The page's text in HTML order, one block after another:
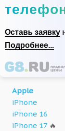
Оставь заявку
Подробнее...
Apple
iPhone
iPhone 16
iPhone 17 🔥